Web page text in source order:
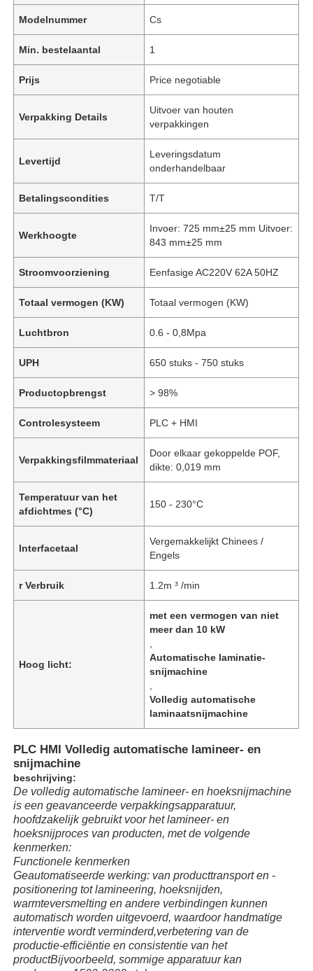
Huis
Producten
Video's
Modelnummer Cs
Min. bestelaantal 1
Prijs Price negotiable
Verpakking Details
Uitvoer van houten
verpakkingen
Levertijd
Leveringsdatum
onderhandelbaar
Betalingscondities T/T
Werkhoogte
Invoer: 725 mm±25 mm Uitvoer:
843 mm±25 mm
Stroomvoorziening Eenfasige AC220V 62A 50HZ
Totaal vermogen (KW) Totaal vermogen (KW)
Luchtbron 0.6 - 0,8Mpa
UPH 650 stuks - 750 stuks
Productopbrengst > 98%
Controlesysteem PLC + HMI
Verpakkingsfilmmateriaal
Door elkaar gekoppelde POF,
dikte: 0,019 mm
Temperatuur van het
afdichtmes (°C)
150 - 230°C
Interfacetaal
Vergemakkelijkt Chinees /
Engels
r Verbruik 1.2m ³ /min
Hoog licht:
met een vermogen van niet
meer dan 10 kW
Automatische laminatie-
snijmachine
Volledig automatische
laminaatsnijmachine
PLC HMI Volledig automatische lamineer- en
snijmachine
beschrijving:
De volledig automatische lamineer- en hoeksnijmachine
is een geavanceerde verpakkingsapparatuur,
hoofdzakelijk gebruikt voor het lamineer- en
hoeksnijproces van producten, met de volgende
kenmerken:
Functionele kenmerken
Geautomatiseerde werking: van producttransport en -
positionering tot lamineering, hoeksnijden,
warmteversmelting en andere verbindingen kunnen
automatisch worden uitgevoerd, waardoor handmatige
interventie wordt verminderd,verbetering van de
productie-efficiëntie en consistentie van het
productBijvoorbeeld, sommige apparatuur kan